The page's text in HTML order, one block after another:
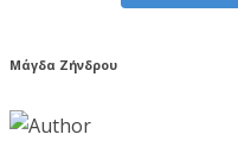
Μάγδα Ζήνδρου